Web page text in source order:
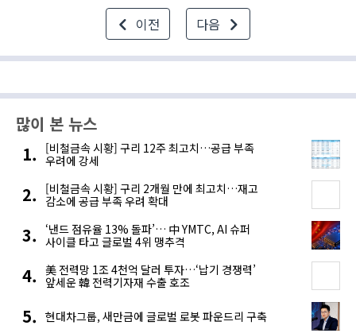
신뢰도가 많이 떨어졌었습니다. 이를
만회하기 위해 삼성은 갤럭시노트7의
리퍼폰인 갤럭시노트FE를
선보였습니다. 갤럭시노트FE는
이전 다음
많이 본 뉴스
[비철금속 시황] 구리 12주 최고치…공급 부족
우려에 강세
[비철금속 시황] 구리 2개월 만에 최고치…재고
감소에 공급 부족 우려 확대
‘낸드 점유율 13% 돌파’… 中 YMTC, AI 슈퍼
사이클 타고 글로벌 4위 맹추격
美 전력망 1조 4천억 달러 투자…‘납기 경쟁력’
앞세운 韓 전력기자재 수출 호조
현대차그룹, 새만금에 글로벌 로봇 파운드리 구축